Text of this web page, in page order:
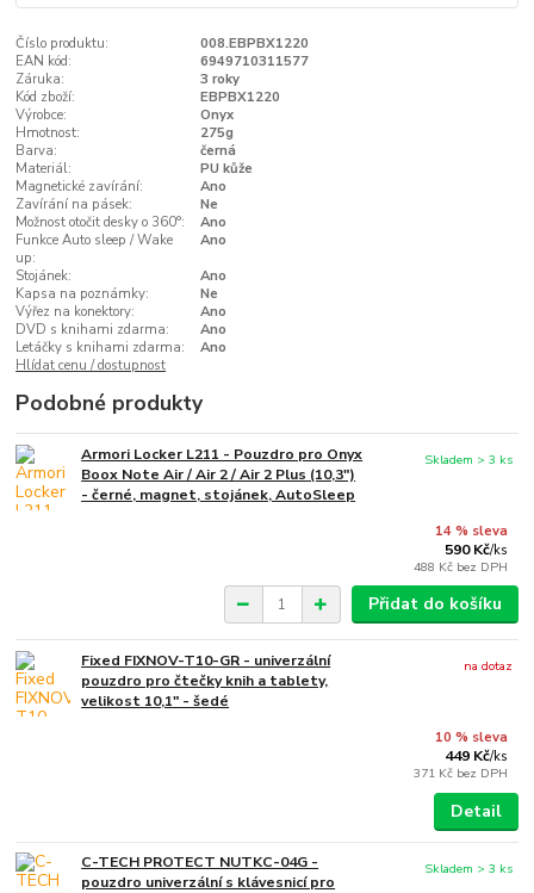
Číslo produktu:
008.EBPBX1220
EAN kód:
6949710311577
Záruka:
3 roky
Kód zboží:
EBPBX1220
Výrobce:
Onyx
Hmotnost:
275g
Barva:
černá
Materiál:
PU kůže
Magnetické zavírání:
Ano
Zavírání na pásek:
Ne
Možnost otočit desky o 360°:
Ano
Funkce Auto sleep / Wake
up:
Ano
Stojánek:
Ano
Kapsa na poznámky:
Ne
Výřez na konektory:
Ano
DVD s knihami zdarma:
Ano
Letáčky s knihami zdarma:
Ano
Hlídat cenu / dostupnost
Podobné produkty
Armori Locker L211 - Pouzdro pro Onyx
Boox Note Air / Air 2 / Air 2 Plus (10,3")
- černé, magnet, stojánek, AutoSleep
14 % sleva
590 Kč/ks
488 Kč bez DPH
Skladem > 3 ks
Přidat do košíku
Fixed FIXNOV-T10-GR - univerzální
pouzdro pro čtečky knih a tablety,
velikost 10,1" - šedé
10 % sleva
449 Kč/ks
371 Kč bez DPH
na dotaz
Detail
C-TECH PROTECT NUTKC-04G -
pouzdro univerzální s klávesnicí pro
Skladem > 3 ks